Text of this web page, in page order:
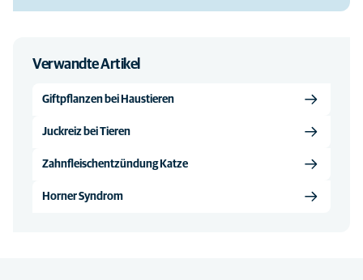
Verwandte Artikel
Giftpflanzen bei Haustieren
Juckreiz bei Tieren
Zahnfleischentzündung Katze
Horner Syndrom